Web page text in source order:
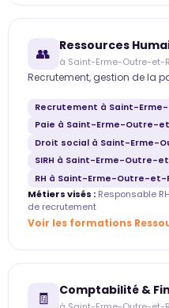
👥 Ressources
à Saint-Erme-Outre-et-
Recrutement, gestion de la
Recrutement à Saint-
Paie à Saint-Erme-Outre-
Droit social à Saint-Erme-
SIRH à Saint-Erme-Outre-
RH à Saint-Erme-Outre-et-
Métiers visés : Responsable
de recrutement
Voir les formations
🧾 Comptabilité &